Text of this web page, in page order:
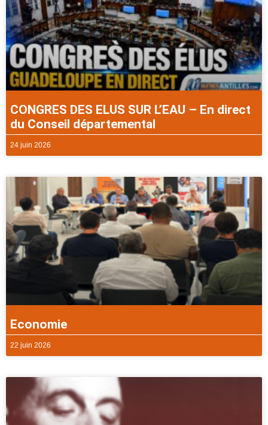
CONGRES DES ELUS SUR L’EAU – En direct
du Conseil départemental
24 juin 2026
Economie
22 juin 2026